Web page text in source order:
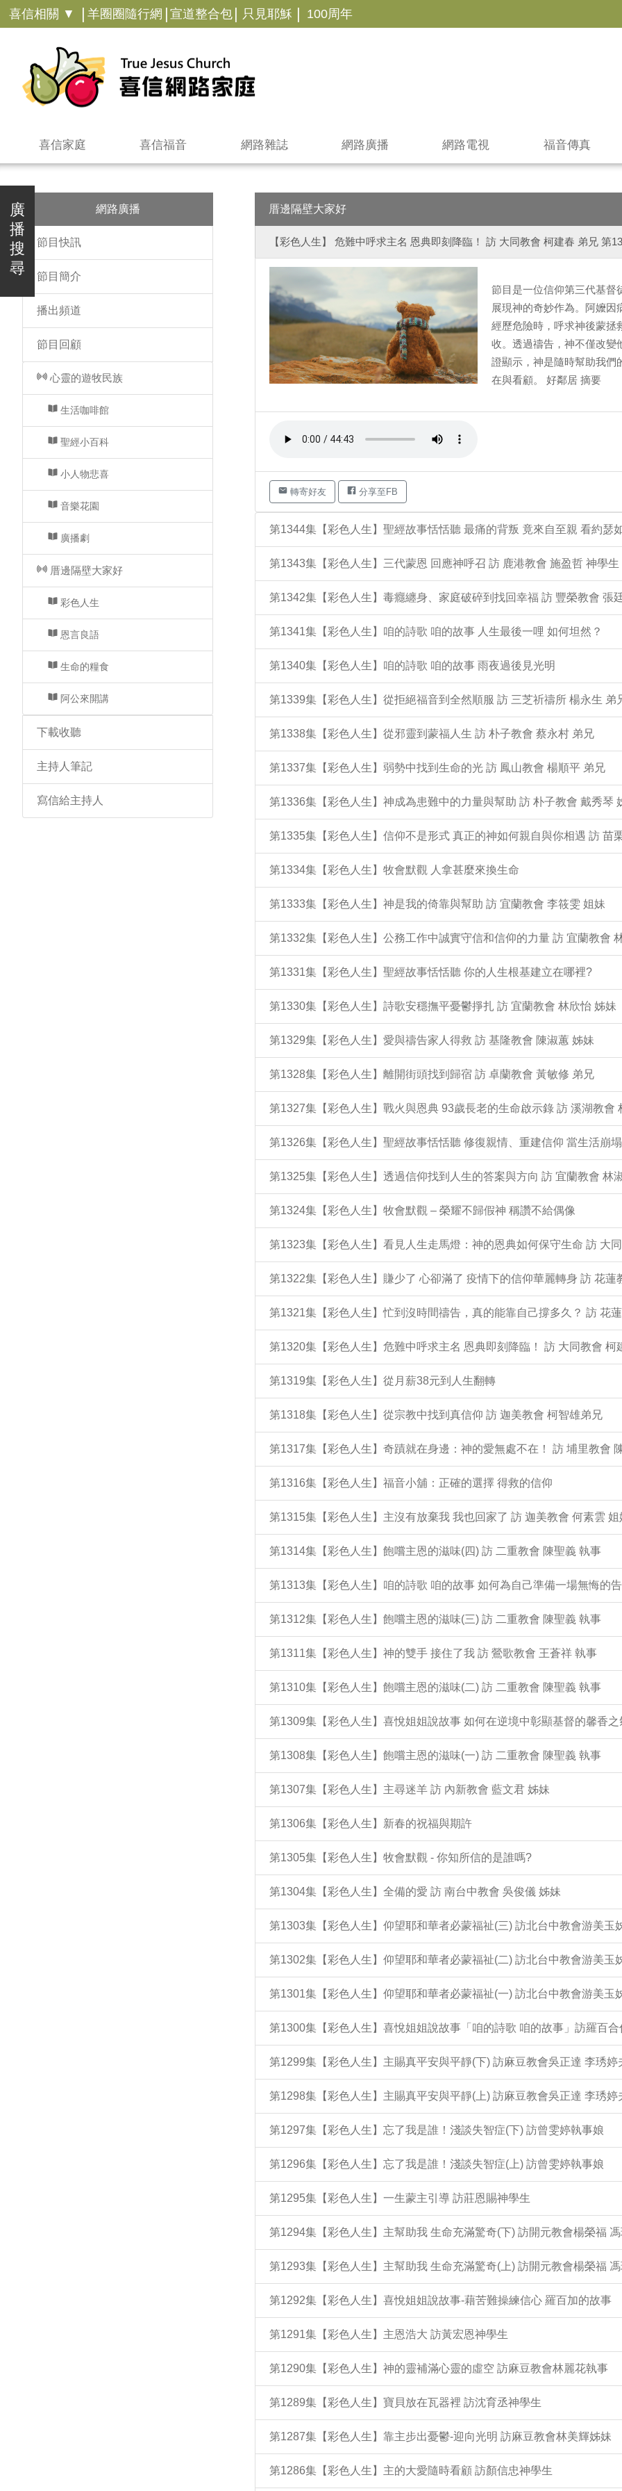
喜信相關 ▼ | 羊圈圈隨行網 | 宣道整合包 | 只見耶穌 | 100周年
喜信家庭 喜信福音 網路雜誌 網路廣播 網路電視 福音傳真
廣
播
搜
尋
網路廣播
節目快訊
節目簡介
播出頻道
節目回顧
心靈的遊牧民族
生活咖啡館
聖經小百科
小人物悲喜
音樂花園
廣播劇
厝邊隔壁大家好
彩色人生
恩言良語
生命的糧食
阿公來開講
下載收聽
主持人筆記
寫信給主持人
厝邊隔壁大家好
【彩色人生】 危難中呼求主名 恩典即刻降臨！ 訪 大同教會 柯建春 弟兄 第
節目是一位信仰第三代基督
展現神的奇妙作為。阿嬤
經歷危險時，呼求神後蒙拯
收。透過禱告，神不僅改變
證顯示，神是隨時幫助我們
在與看顧。 好鄰居 摘要
轉寄好友 分享至FB
第1344集【彩色人生】聖經故事恬恬聽 最痛的背叛 竟來自至親 看約瑟
第1343集【彩色人生】三代蒙恩 回應神呼召 訪 鹿港教會 施盈哲 神學生
第1342集【彩色人生】毒癮纏身、家庭破碎到找回幸福 訪 豐榮教會 張
第1341集【彩色人生】咱的詩歌 咱的故事 人生最後一哩 如何坦然？
第1340集【彩色人生】咱的詩歌 咱的故事 雨夜過後見光明
第1339集【彩色人生】從拒絕福音到全然順服 訪 三芝祈禱所 楊永生 弟
第1338集【彩色人生】從邪靈到蒙福人生 訪 朴子教會 蔡永村 弟兄
第1337集【彩色人生】弱勢中找到生命的光 訪 鳳山教會 楊順平 弟兄
第1336集【彩色人生】神成為患難中的力量與幫助 訪 朴子教會 戴秀琴
第1335集【彩色人生】信仰不是形式 真正的神如何親自與你相遇 訪 苗
第1334集【彩色人生】牧會默觀 人拿甚麼來換生命
第1333集【彩色人生】神是我的倚靠與幫助 訪 宜蘭教會 李筱雯 姐妹
第1332集【彩色人生】公務工作中誠實守信和信仰的力量 訪 宜蘭教會
第1331集【彩色人生】聖經故事恬恬聽 你的人生根基建立在哪裡?
第1330集【彩色人生】詩歌安穩撫平憂鬱掙扎 訪 宜蘭教會 林欣怡 姊妹
第1329集【彩色人生】愛與禱告家人得救 訪 基隆教會 陳淑蕙 姊妹
第1328集【彩色人生】離開街頭找到歸宿 訪 卓蘭教會 黃敏修 弟兄
第1327集【彩色人生】戰火與恩典 93歲長老的生命啟示錄 訪 溪湖教會
第1326集【彩色人生】聖經故事恬恬聽 修復親情、重建信仰 當生活崩
第1325集【彩色人生】透過信仰找到人生的答案與方向 訪 宜蘭教會 林
第1324集【彩色人生】牧會默觀 – 榮耀不歸假神 稱讚不給偶像
第1323集【彩色人生】看見人生走馬燈：神的恩典如何保守生命 訪 大
第1322集【彩色人生】賺少了 心卻滿了 疫情下的信仰華麗轉身 訪 花蓮
第1321集【彩色人生】忙到沒時間禱告，真的能靠自己撐多久？ 訪 花
第1320集【彩色人生】危難中呼求主名 恩典即刻降臨！ 訪 大同教會 柯
第1319集【彩色人生】從月薪38元到人生翻轉
第1318集【彩色人生】從宗教中找到真信仰 訪 迦美教會 柯智雄弟兄
第1317集【彩色人生】奇蹟就在身邊：神的愛無處不在！ 訪 埔里教會
第1316集【彩色人生】福音小舖：正確的選擇 得救的信仰
第1315集【彩色人生】主沒有放棄我 我也回家了 訪 迦美教會 何素雲 姐
第1314集【彩色人生】飽嚐主恩的滋味(四) 訪 二重教會 陳聖義 執事
第1313集【彩色人生】咱的詩歌 咱的故事 如何為自己準備一場無悔的
第1312集【彩色人生】飽嚐主恩的滋味(三) 訪 二重教會 陳聖義 執事
第1311集【彩色人生】神的雙手 接住了我 訪 鶯歌教會 王蒼祥 執事
第1310集【彩色人生】飽嚐主恩的滋味(二) 訪 二重教會 陳聖義 執事
第1309集【彩色人生】喜悅姐姐說故事 如何在逆境中彰顯基督的馨香之
第1308集【彩色人生】飽嚐主恩的滋味(一) 訪 二重教會 陳聖義 執事
第1307集【彩色人生】主尋迷羊 訪 內新教會 藍文君 姊妹
第1306集【彩色人生】新春的祝福與期許
第1305集【彩色人生】牧會默觀 - 你知所信的是誰嗎?
第1304集【彩色人生】全備的愛 訪 南台中教會 吳俊儀 姊妹
第1303集【彩色人生】仰望耶和華者必蒙福祉(三) 訪北台中教會游美玉
第1302集【彩色人生】仰望耶和華者必蒙福祉(二) 訪北台中教會游美玉
第1301集【彩色人生】仰望耶和華者必蒙福祉(一) 訪北台中教會游美玉
第1300集【彩色人生】喜悅姐姐說故事「咱的詩歌 咱的故事」訪羅百合
第1299集【彩色人生】主賜真平安與平靜(下) 訪麻豆教會吳正達 李琇婷
第1298集【彩色人生】主賜真平安與平靜(上) 訪麻豆教會吳正達 李琇婷
第1297集【彩色人生】忘了我是誰！淺談失智症(下) 訪曾雯婷執事娘
第1296集【彩色人生】忘了我是誰！淺談失智症(上) 訪曾雯婷執事娘
第1295集【彩色人生】一生蒙主引導 訪莊恩賜神學生
第1294集【彩色人生】主幫助我 生命充滿驚奇(下) 訪開元教會楊榮福
第1293集【彩色人生】主幫助我 生命充滿驚奇(上) 訪開元教會楊榮福
第1292集【彩色人生】喜悅姐姐說故事-藉苦難操練信心 羅百加的故事
第1291集【彩色人生】主恩浩大 訪黃宏恩神學生
第1290集【彩色人生】神的靈補滿心靈的虛空 訪麻豆教會林麗花執事
第1289集【彩色人生】寶貝放在瓦器裡 訪沈育丞神學生
第1287集【彩色人生】靠主步出憂鬱-迎向光明 訪麻豆教會林美輝姊妹
第1286集【彩色人生】主的大愛隨時看顧 訪顏信忠神學生